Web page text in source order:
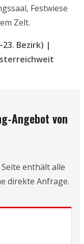
Festwiese
Zelt.
Bezirk) |
Angebot von
enthält alle
direkte Anfrage.